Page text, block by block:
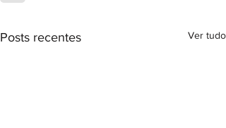
Posts recentes Ver tudo